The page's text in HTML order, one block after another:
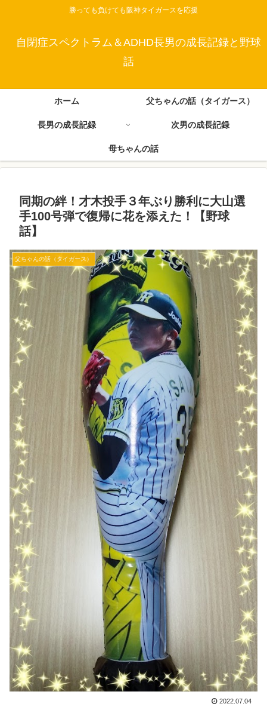
勝っても負けても阪神タイガースを応援
自閉症スペクトラム＆ADHD長男の成長記録と野球
話
ホーム 父ちゃんの話（タイガース）
長男の成長記録 次男の成長記録
母ちゃんの話
同期の絆！才木投手３年ぶり勝利に大山選
手100号弾で復帰に花を添えた！【野球
話】
父ちゃんの話（タイガース）
2022.07.04